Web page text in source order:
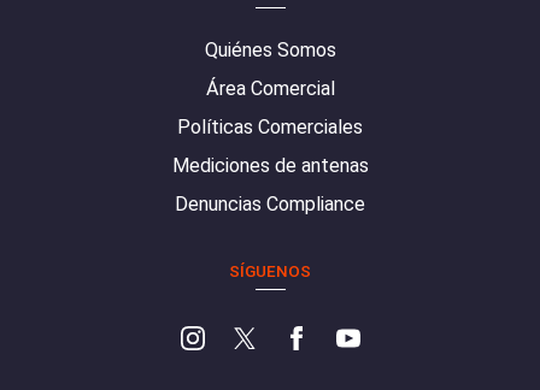
Quiénes Somos
Área Comercial
Políticas Comerciales
Mediciones de antenas
Denuncias Compliance
SÍGUENOS